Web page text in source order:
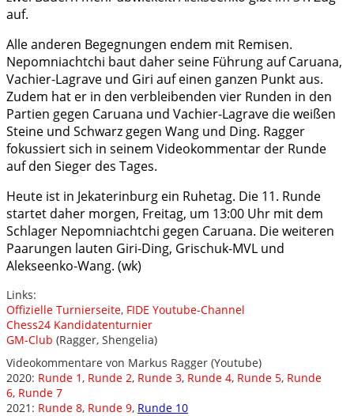
auf.
Alle anderen Begegnungen endem mit Remisen.
Nepomniachtchi baut daher seine Führung auf Caruana,
Vachier-Lagrave und Giri auf einen ganzen Punkt aus.
Zudem hat er in den verbleibenden vier Runden in den
Partien gegen Caruana und Vachier-Lagrave die weißen
Steine und Schwarz gegen Wang und Ding. Ragger
fokussiert sich in seinem Videokommentar der Runde
auf den Sieger des Tages.
Heute ist in Jekaterinburg ein Ruhetag. Die 11. Runde
startet daher morgen, Freitag, um 13:00 Uhr mit dem
Schlager Nepomniachtchi gegen Caruana. Die weiteren
Paarungen lauten Giri-Ding, Grischuk-MVL und
Alekseenko-Wang. (wk)
Links:
Offizielle Turnierseite, FIDE Youtube-Channel
Chess24 Kandidatenturnier
GM-Club (Ragger, Shengelia)
Videokommentare von Markus Ragger (Youtube)
2020: Runde 1, Runde 2, Runde 3, Runde 4, Runde 5, Runde
6, Runde 7
2021: Runde 8, Runde 9, Runde 10